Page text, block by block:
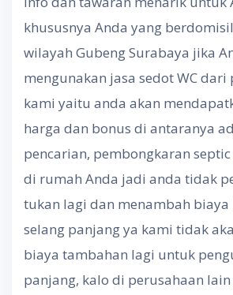
khususnya Anda yang
wilayah Gubeng Surabaya jika
mengunakan jasa sedot WC dari
kami yaitu anda akan
harga dan bonus di antaranya
pencarian, pembongkaran
di rumah Anda jadi anda tidak
tukan lagi dan menambah biaya
selang panjang ya kami tidak
biaya tambahan lagi untuk
panjang, kalo di perusahaan